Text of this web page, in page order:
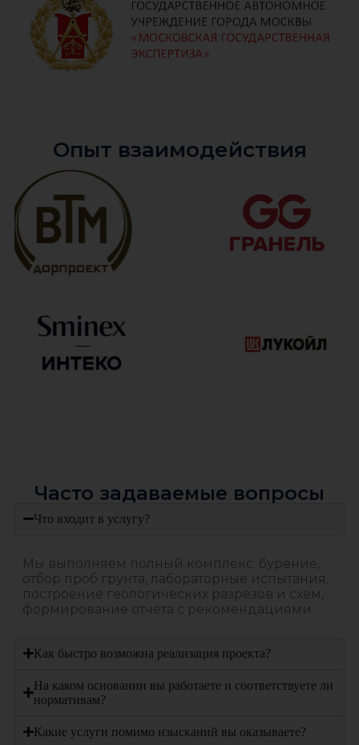
Опыт взаимодействия
Часто задаваемые вопросы
Что входит в услугу?
Мы выполняем полный комплекс: бурение,
отбор проб грунта, лабораторные испытания,
построение геологических разрезов и схем,
формирование отчёта с рекомендациями.
Как быстро возможна реализация проекта?
На каком основании вы работаете и соответствуете ли
нормативам?
Какие услуги помимо изысканий вы оказываете?